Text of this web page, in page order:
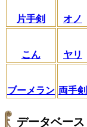
片手剣 オノ
こん ヤリ
ブーメラン 両手剣
データベース